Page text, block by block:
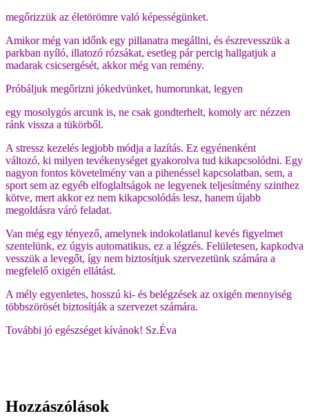
megőrizzük az életörömre való képességünket.
Amikor még van időnk egy pillanatra megállni, és észrevesszük a
parkban nyíló, illatozó rózsákat, esetleg pár percig hallgatjuk a
madarak csicsergését, akkor még van remény.
Próbáljuk megőrizni jókedvünket, humorunkat, legyen
egy mosolygós arcunk is, ne csak gondterhelt, komoly arc nézzen
ránk vissza a tükörből.
A stressz kezelés legjobb módja a lazítás. Ez egyénenként
változó, ki milyen tevékenységet gyakorolva tud kikapcsolódni. Egy
nagyon fontos követelmény van a pihenéssel kapcsolatban, sem, a
sport sem az egyéb elfoglaltságok ne legyenek teljesítmény szinthez
kötve, mert akkor ez nem kikapcsolódás lesz, hanem újabb
megoldásra váró feladat.
Van még egy tényező, amelynek indokolatlanul kevés figyelmet
szentelünk, ez úgyis automatikus, ez a légzés. Felületesen, kapkodva
vesszük a levegőt, így nem biztosítjuk szervezetünk számára a
megfelelő oxigén ellátást.
A mély egyenletes, hosszú ki- és belégzések az oxigén mennyiség
többszörösét biztosítják a szervezet számára.
További jó egészséget kívánok! Sz.Éva
Hozzászólások